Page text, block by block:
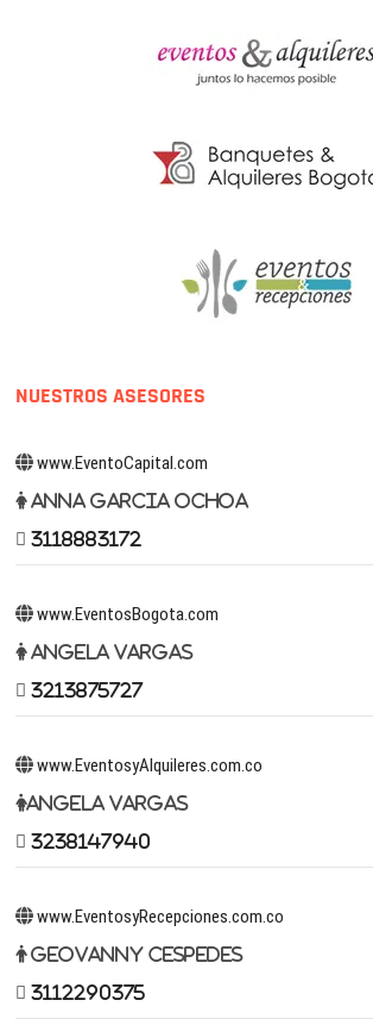
NUESTROS ASESORES
www.EventoCapital.com
Anna Garcia Ochoa
3118883172
www.EventosBogota.com
Angela Vargas
3213875727
www.EventosyAlquileres.com.co
Angela Vargas
3238147940
www.EventosyRecepciones.com.co
Geovanny Cespedes
3112290375